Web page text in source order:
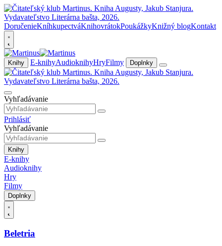
DoručenieKníhkupectváKnihovrátokPoukážkyKnižný blogKontakt
Knihy E-knihyAudioknihyHryFilmy Doplnky
Vyhľadávanie
Prihlásiť
Vyhľadávanie
Knihy
E-knihy
Audioknihy
Hry
Filmy
Doplnky
Beletria